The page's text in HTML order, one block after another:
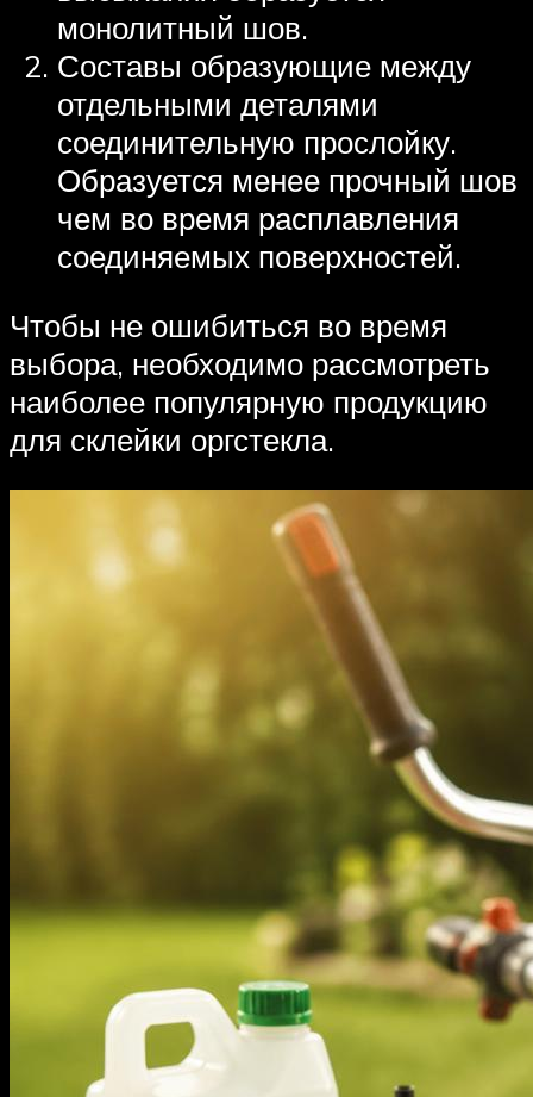
монолитный шов.
Составы образующие между
отдельными деталями
соединительную прослойку.
Образуется менее прочный шов
чем во время расплавления
соединяемых поверхностей.
Чтобы не ошибиться во время
выбора, необходимо рассмотреть
наиболее популярную продукцию
для склейки оргстекла.